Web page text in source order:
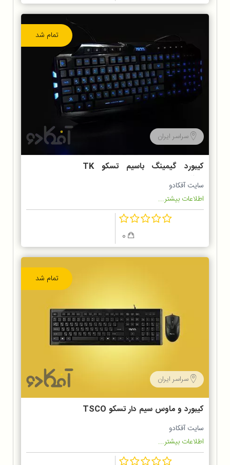
تمام شد
سراسر ایران
کیبورد گیمینگ باسیم تسکو TK
8120N
سایت آفکادو
اطلاعات بیشتر...
تمام شد
سراسر ایران
کیبورد و ماوس سیم دار تسکو TSCO
TKM 8050
سایت آفکادو
اطلاعات بیشتر...